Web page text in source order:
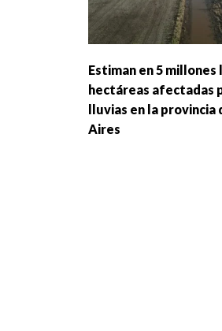
Estiman en 5 millones
hectáreas afectadas
lluvias en la provincia
Aires